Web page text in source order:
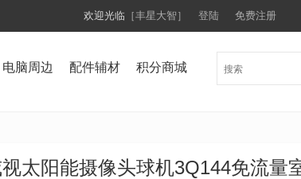
欢迎光临 ［丰星大智］ 登陆 免费注册
电脑周边 配件辅材 积分商城
太阳能摄像头球机3Q144免流量